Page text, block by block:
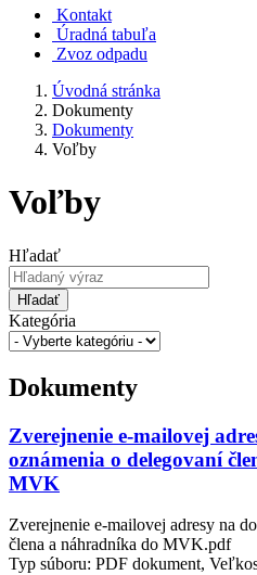
Kontakt
Úradná tabuľa
Zvoz odpadu
Úvodná stránka
Dokumenty
Dokumenty
Voľby
Voľby
Hľadať
Hľadať
Kategória
Dokumenty
Zverejnenie e-mailovej
oznámenia o delegovaní
MVK
Zverejnenie e-mailovej adresy na
člena a náhradníka do MVK.pdf
Typ súboru: PDF dokument,